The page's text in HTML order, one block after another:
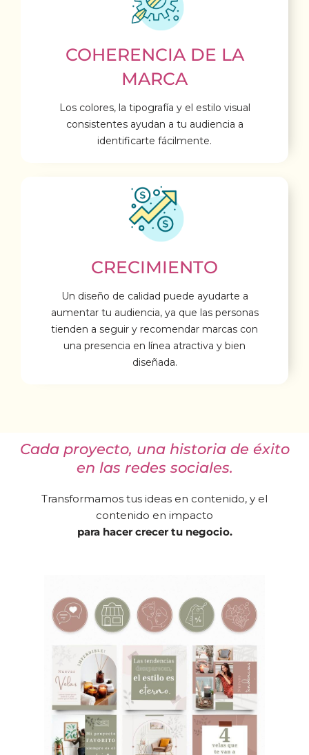
COHERENCIA DE LA
MARCA
Los colores, la tipografía y el estilo visual
consistentes ayudan a tu audiencia a
identificarte fácilmente.
CRECIMIENTO
Un diseño de calidad puede ayudarte a
aumentar tu audiencia, ya que las personas
tienden a seguir y recomendar marcas con
una presencia en línea atractiva y bien
diseñada.
Cada proyecto, una historia de éxito
en las redes sociales.
Transformamos tus ideas en contenido, y el
contenido en impacto
para hacer crecer tu negocio.